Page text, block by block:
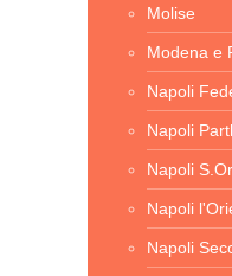
Molise
Modena e
Napoli
Napoli
Napoli
Napoli
Napoli